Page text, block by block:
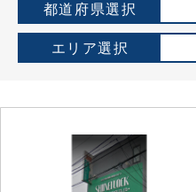
都道府県選択
エリア選択